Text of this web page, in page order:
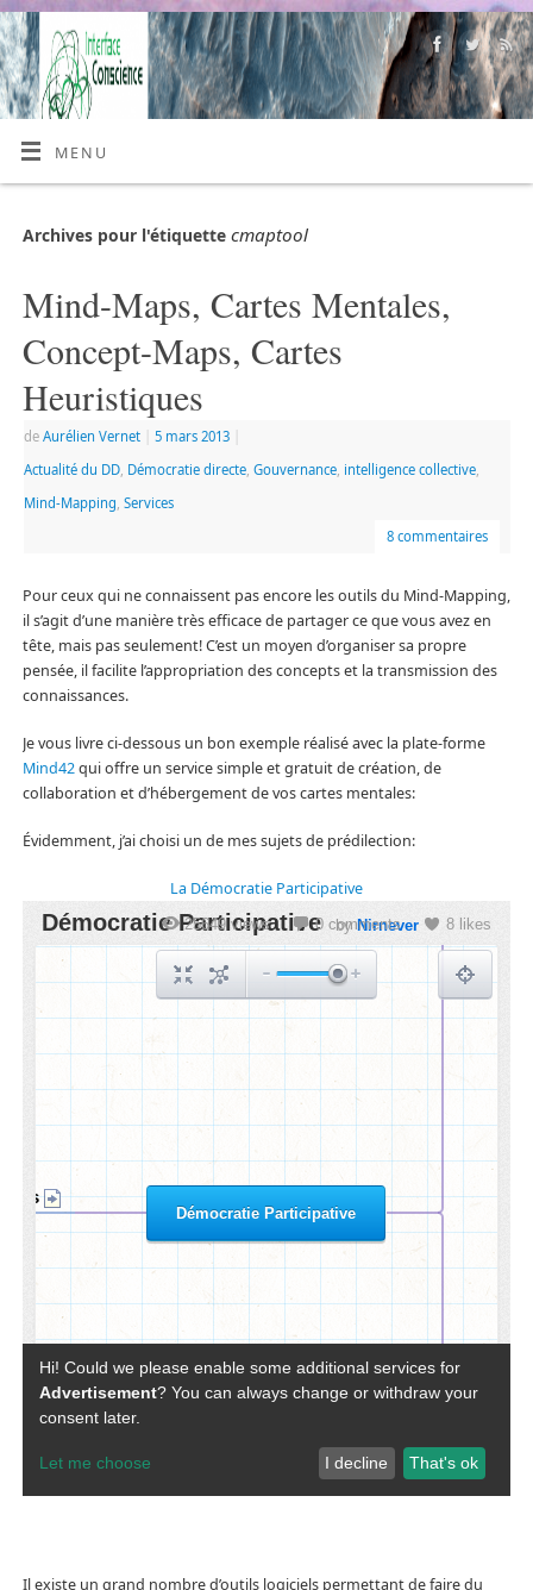
MENU
Archives pour l'étiquette cmaptool
Mind-Maps, Cartes Mentales,
Concept-Maps, Cartes
Heuristiques
de Aurélien Vernet 5 mars 2013
Actualité du DD, Démocratie directe, Gouvernance, intelligence collective,
Mind-Mapping Services
8 commentaires
Pour ceux qui ne connaissent pas encore les outils du Mind-Mapping,
il s’agit d’une manière très efficace de partager ce que vous avez en
tête, mais pas seulement! C’est un moyen d’organiser sa propre
pensée, il facilite l’appropriation des concepts et la transmission des
connaissances.
Je vous livre ci-dessous un bon exemple réalisé avec la plate-forme
Mind42qui offre un service simple et gratuit de création, de
collaboration et d’hébergement de vos cartes mentales:
Évidemment, j’ai choisi un de mes sujets de prédilection:
La Démocratie Participative
Il existe un grand nombre d’outils logiciels permettant de faire du